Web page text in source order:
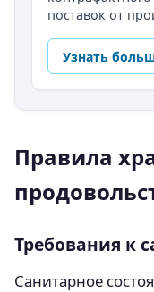
поставок от
Узнать
Правила
Требования к
Санитарное